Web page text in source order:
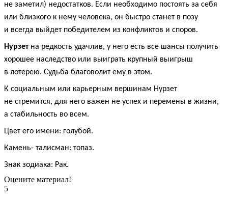
не заметил) недостатков. Если необходимо постоять за себя
или близкого к нему человека, он быстро станет в позу
и всегда выйдет победителем из конфликтов и споров.
Нурзетна редкость удачлив, у него есть все шансы получить
хорошее наследство или выиграть крупный выигрыш
в лотерею. Судьба благоволит ему в этом.
К социальным или карьерным вершинам Нурзет
не стремится, для него важен не успех и перемены в жизни,
а стабильность во всем.
Цвет его имени: голубой.
Камень- талисман: топаз.
Знак зодиака: Рак.
Оцените материал!
5